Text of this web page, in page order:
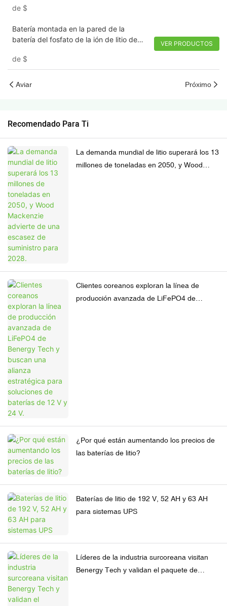
de $
Batería montada en la pared de la
batería del fosfato de la ión de litio de
de $
VER PRODUCTOS
Aviar Próximo
Recomendado Para Ti
La demanda mundial de litio superará los 13
millones de toneladas en 2050, y Wood
Clientes coreanos exploran la línea de
producción avanzada de LiFePO4 de
¿Por qué están aumentando los precios de
las baterías de litio?
Baterías de litio de 192 V, 52 AH y 63 AH
para sistemas UPS
Líderes de la industria surcoreana visitan
Benergy Tech y validan el paquete de